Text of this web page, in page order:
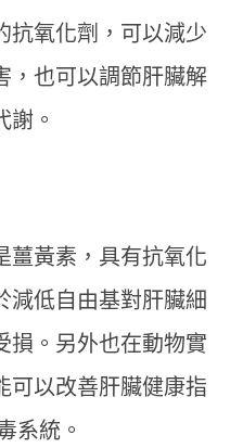
抗氧化劑，可以減少
，也可以調節肝臟解
謝。
薑黃素，具有抗氧化
減低自由基對肝臟細
損。另外也在動物實
可以改善肝臟健康指
系統。